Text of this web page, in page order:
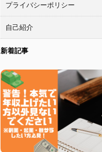
プライバシーポリシー
自己紹介
新着記事